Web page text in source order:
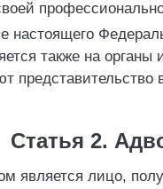
настоящего
также на органы
представительство
Статья 2.
является лицо,